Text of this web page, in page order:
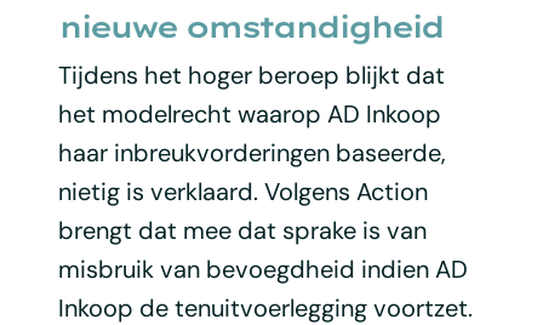
nieuwe omstandigheid
Tijdens het hoger beroep blijkt dat
het modelrecht waarop AD Inkoop
haar inbreukvorderingen baseerde,
nietig is verklaard. Volgens Action
brengt dat mee dat sprake is van
misbruik van bevoegdheid indien AD
Inkoop de tenuitvoerlegging voortzet.